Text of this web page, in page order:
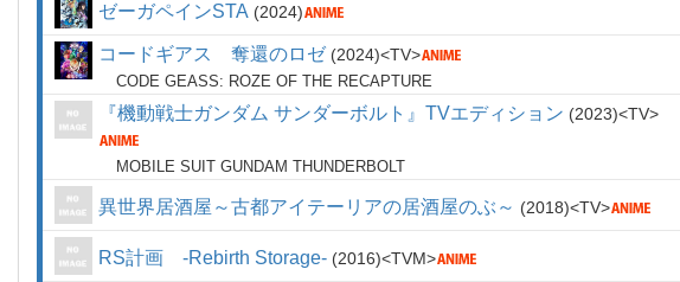
ゼーガペインSTA 2024
コードギアス 奪還のロゼ 2024 TV
CODE GEASS: ROZE OF THE RECAPTURE
『機動戦士ガンダム サンダーボルト』TVエディション 2023 TV
MOBILE SUIT GUNDAM THUNDERBOLT
異世界居酒屋～古都アイテーリアの居酒屋のぶ～ 2018 TV
RS計画 -Rebirth Storage- 2016 TVM